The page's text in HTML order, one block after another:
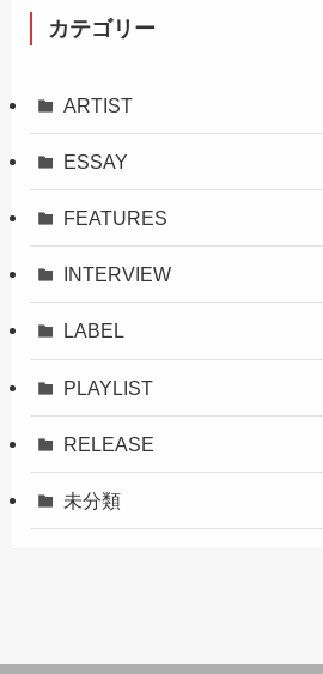
カテゴリー
ARTIST
ESSAY
FEATURES
INTERVIEW
LABEL
PLAYLIST
RELEASE
未分類